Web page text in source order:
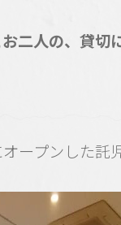
二人の、貸切
ープンした託